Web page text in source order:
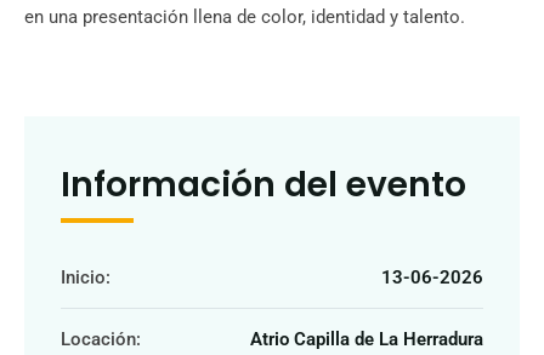
en una presentación llena de color, identidad y talento.
Información del evento
Inicio: 13-06-2026
Locación: Atrio Capilla de La Herradura